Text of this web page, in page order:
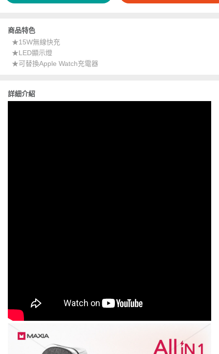
商品特色
★15W無線快充
★LED顯示燈
★可替換Apple Watch充電器
詳細介紹